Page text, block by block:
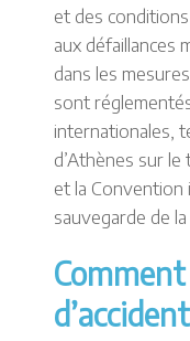
et des
aux défaillances
dans les
sont
internationales,
d’Athènes sur
et la Convention
sauvegarde de